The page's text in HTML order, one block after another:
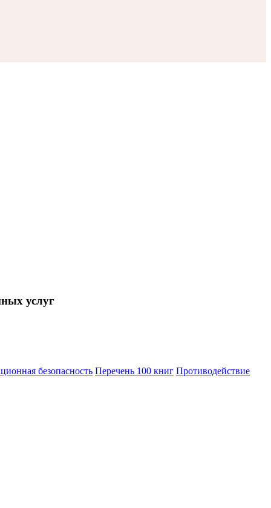
услуг
безопасность Перечень 100 книг Противодействие